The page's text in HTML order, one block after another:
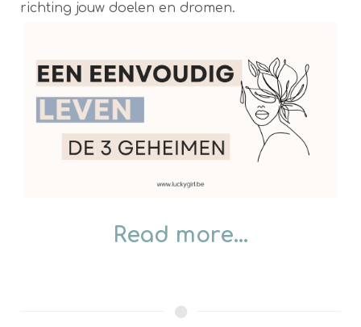
richting jouw doelen en dromen.
Read more...